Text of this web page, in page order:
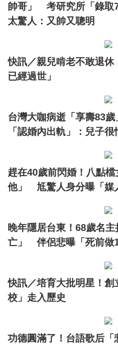
帥哥」 考研究所「錄取
太驚人：又帥又聰明
快訊／親兒啃老不敢退休
已經過世」
台灣大咖病逝「享壽83
「認婚內出軌」：兒子很
趕在40歲前閃婚！八點
他」 尪驚人身分曝「媒
晚年隱居台東！68歲名
亡」 伴侶悲曝「死前做
快訊／培育大批明星！創
校」走入歷史
功德圓滿了！台語歌后「